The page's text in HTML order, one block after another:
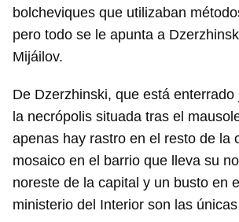
bolcheviques que utilizaban
pero todo se le apunta a
Mijáilov.
De Dzerzhinski, que está enterrado
la necrópolis situada tras el
apenas hay rastro en el resto de la
mosaico en el barrio que lleva su
noreste de la capital y un busto en
ministerio del Interior son las